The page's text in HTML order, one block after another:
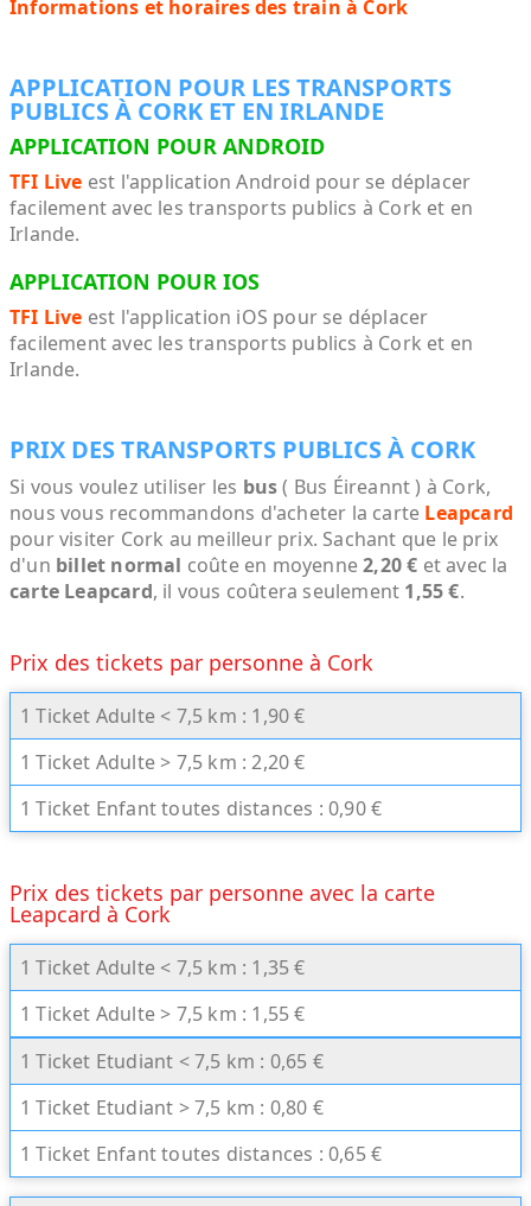
Informations et horaires des train à Cork
APPLICATION POUR LES TRANSPORTS
PUBLICS À CORK ET EN IRLANDE
APPLICATION POUR ANDROID
TFI Live est l'application Android pour se déplacer
facilement avec les transports publics à Cork et en
Irlande.
APPLICATION POUR IOS
TFI Live est l'application iOS pour se déplacer
facilement avec les transports publics à Cork et en
Irlande.
PRIX DES TRANSPORTS PUBLICS À CORK
Si vous voulez utiliser les bus( Bus Éireannt ) à Cork,
nous vous recommandons d'acheter la carte Leapcard
pour visiter Cork au meilleur prix. Sachant que le prix
d'un billet normal coûte en moyenne2,20 € et avec la
carte Leapcard, il vous coûtera seulement 1,55 €.
Prix des tickets par personne à Cork
1 Ticket Adulte < 7,5 km : 1,90 €
1 Ticket Adulte > 7,5 km : 2,20 €
1 Ticket Enfant toutes distances : 0,90 €
Prix des tickets par personne avec la carte
Leapcard à Cork
1 Ticket Adulte < 7,5 km : 1,35 €
1 Ticket Adulte > 7,5 km : 1,55 €
1 Ticket Etudiant < 7,5 km : 0,65 €
1 Ticket Etudiant > 7,5 km : 0,80 €
1 Ticket Enfant toutes distances : 0,65 €